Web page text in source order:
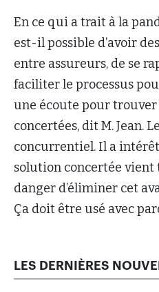
En ce qui a trait à la
est-il possible d’avoir
entre assureurs, de se
faciliter le processus
une écoute pour trouver
concertées, dit M. Jean.
concurrentiel. Il a
solution concertée vient
danger d’éliminer cet
Ça doit être usé avec
LES DERNIÈRES